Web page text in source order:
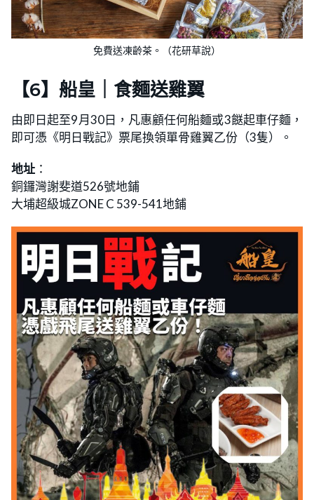
免費送凍齡茶。（花研草說）
【6】船皇｜食麵送雞翼
由即日起至9月30日，凡惠顧任何船麵或3餸起車仔麵，
即可憑《明日戰記》票尾換領單骨雞翼乙份（3隻）。
地址 ：
銅鑼灣謝斐道526號地鋪
大埔超級城ZONE C 539-541地鋪